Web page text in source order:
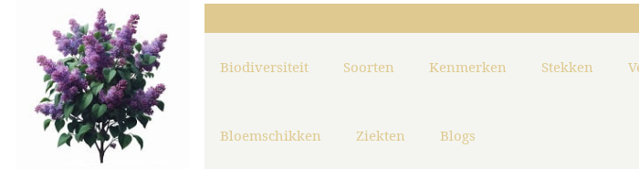
Biodiversiteit Soorten Kenmerken Stekken
Bloemschikken Ziekten Blogs